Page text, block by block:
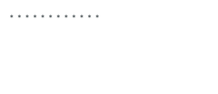
＊＊＊＊＊＊＊＊＊＊＊＊